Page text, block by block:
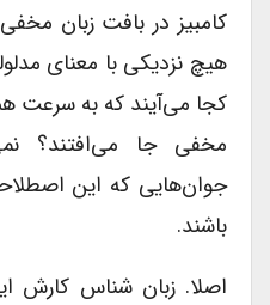
کامبیز در بافت زبان
هیچ نزدیکی با معنای
کجا می‌آیند که به سرعت
مخفی جا می‌افتند؟
جوان‌هایی که این
باشند.
اصلا. زبان شناس کارش